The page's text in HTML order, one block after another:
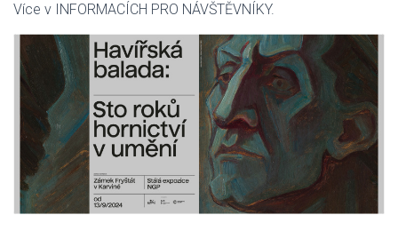
Více v INFORMACÍCH PRO NÁVŠTĚVNÍKY.